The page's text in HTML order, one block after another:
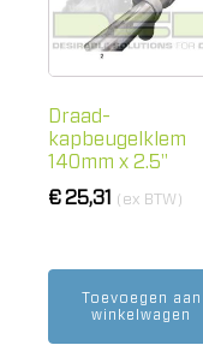
Draad-
kapbeugelklem
140mm x 2.5"
€25,31 (ex BTW)
Toevoegen aan
winkelwagen